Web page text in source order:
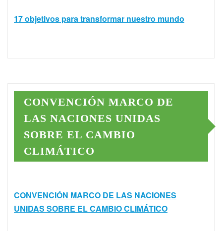
17 objetivos para transformar nuestro mundo
CONVENCIÓN MARCO DE
LAS NACIONES UNIDAS
SOBRE EL CAMBIO
CLIMÁTICO
CONVENCIÓN MARCO DE LAS NACIONES
UNIDAS SOBRE EL CAMBIO CLIMÁTICO